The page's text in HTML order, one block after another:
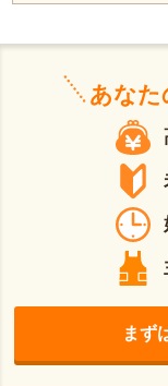
あなた
まず